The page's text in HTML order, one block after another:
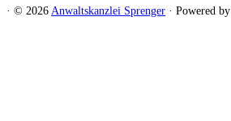
· © 2026 Anwaltskanzlei Sprenger · Powered by